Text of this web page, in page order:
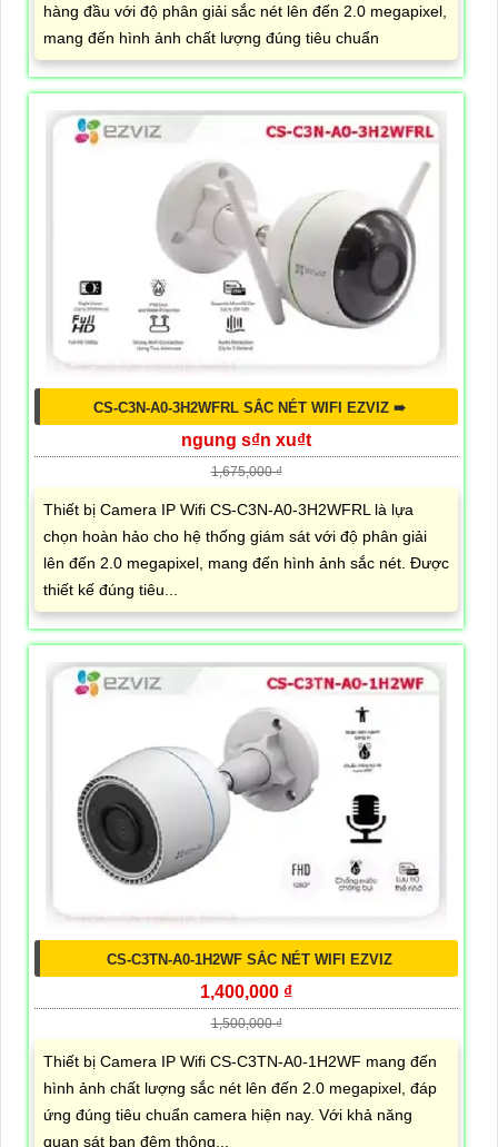
hàng đầu với độ phân giải sắc nét lên đến 2.0 megapixel,
mang đến hình ảnh chất lượng đúng tiêu chuẩn
CS-C3N-A0-3H2WFRL SẮC NÉT WIFI EZVIZ ➠
ngung s₫n xu₫t
1,675,000 ₫
Thiết bị Camera IP Wifi CS-C3N-A0-3H2WFRL là lựa
chọn hoàn hảo cho hệ thống giám sát với độ phân giải
lên đến 2.0 megapixel, mang đến hình ảnh sắc nét. Được
thiết kế đúng tiêu...
CS-C3TN-A0-1H2WF SẮC NÉT WIFI EZVIZ
1,400,000 ₫
1,500,000 ₫
Thiết bị Camera IP Wifi CS-C3TN-A0-1H2WF mang đến
hình ảnh chất lượng sắc nét lên đến 2.0 megapixel, đáp
ứng đúng tiêu chuẩn camera hiện nay. Với khả năng
quan sát ban đêm thông...